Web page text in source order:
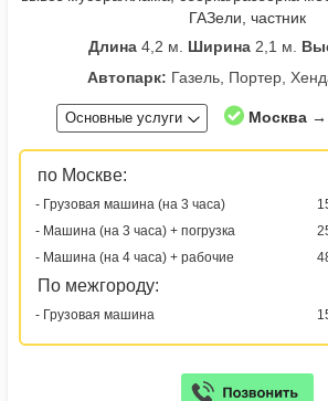
ГАЗели, частник
Длина4,2 м. Ширина2,1 м.
Автопарк: Газель, Портер,
Основные услуги Москва →
по Москве:
- Грузовая машина (на 3 часа)
- Машина (на 3 часа) + погрузка
- Машина (на 4 часа) + рабочие
По межгороду:
- Грузовая машина